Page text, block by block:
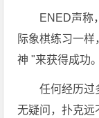
ENED声称
际象棋练习一
神 "来获得成功。
任何经历过
无疑问，扑克远